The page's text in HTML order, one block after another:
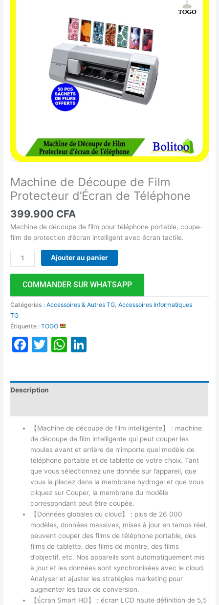
Machine de Découpe de Film
Protecteur d’Écran de Téléphone
399.900 CFA
Machine de découpe de film pour téléphone portable, coupe-
film de protection d’écran intelligent avec écran tactile.
Ajouter au panier
COMMANDER SUR WHATSAPP
Catégories :Accessoires & Autres TG ,Accessoires Informatiques
TG
Étiquette :TOGO
Facebook
TwitterWhatsApp
Description
【Machine de découpe de film intelligente】 : machine
de découpe de film intelligente qui peut couper les
moules avant et arrière de n’importe quel modèle de
téléphone portable et de tablette de votre choix. Tant
que vous sélectionnez une donnée sur l’appareil, que
vous la placez dans la membrane hydrogel et que vous
cliquez sur Couper, la membrane du modèle
correspondant peut être coupée.
【Données globales du cloud】 : plus de 26 000
modèles, données massives, mises à jour en temps réel,
peuvent couper des films de téléphone portable, des
films de tablette, des films de montre, des films
d’objectif, etc. Nos appareils sont automatiquement mis
à jour et les données sont synchronisées avec le cloud.
Analyser et ajuster les stratégies marketing pour
augmenter les taux de conversion.
【Écran Smart HD】 : écran LCD haute définition de 5,5